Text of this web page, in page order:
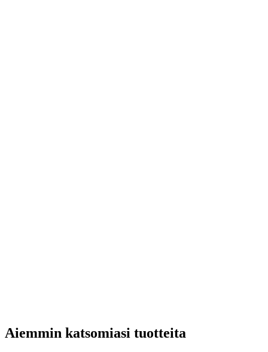
Aiemmin katsomiasi tuotteita